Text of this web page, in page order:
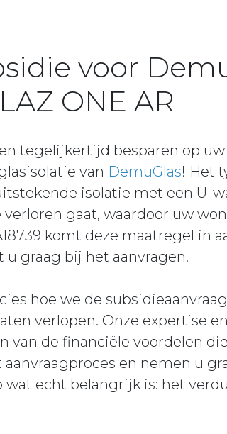
voor
ONE AR
tegelijkertijd besparen op
van DemuGlas! Het
isolatie met een U-
gaat, waardoor uw
komt deze maatregel in
graag bij het aanvragen.
hoe we de
verlopen. Onze expertise
van de financiële voordelen
en nemen u
echt belangrijk is: het